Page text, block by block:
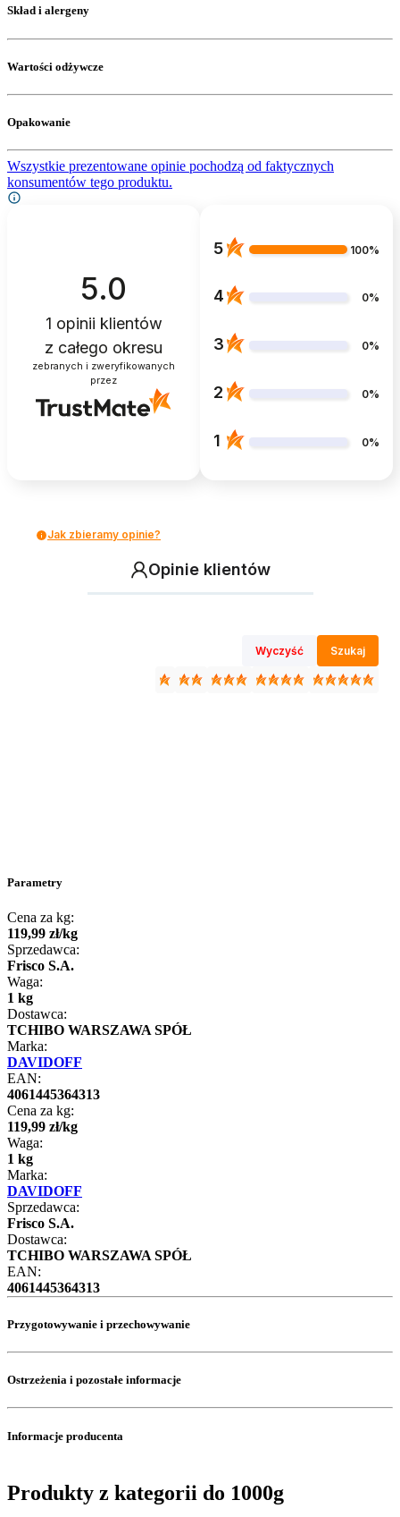
Skład i alergeny
Wartości odżywcze
Opakowanie
Wszystkie prezentowane opinie pochodzą od faktycznych
konsumentów tego produktu.
5.0
1 opinii klientów
z całego okresu
zebranych i zweryfikowanych
przez
5 100%
4 0%
3 0%
2 0%
1 0%
Jak zbieramy opinie?
Opinie klientów
Wyczyść Szukaj
Parametry
Cena za kg:
119,99 zł/kg
Sprzedawca:
Frisco S.A.
Waga:
1 kg
Dostawca:
TCHIBO WARSZAWA SPÓŁ
Marka:
DAVIDOFF
EAN:
4061445364313
Cena za kg:
119,99 zł/kg
Waga:
1 kg
Marka:
DAVIDOFF
Sprzedawca:
Frisco S.A.
Dostawca:
TCHIBO WARSZAWA SPÓŁ
EAN:
4061445364313
Przygotowywanie i przechowywanie
Ostrzeżenia i pozostałe informacje
Informacje producenta
Produkty z kategorii do 1000g